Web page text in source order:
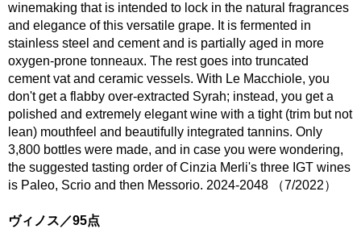
winemaking that is intended to lock in the natural fragrances
and elegance of this versatile grape. It is fermented in
stainless steel and cement and is partially aged in more
oxygen-prone tonneaux. The rest goes into truncated
cement vat and ceramic vessels. With Le Macchiole, you
don't get a flabby over-extracted Syrah; instead, you get a
polished and extremely elegant wine with a tight (trim but not
lean) mouthfeel and beautifully integrated tannins. Only
3,800 bottles were made, and in case you were wondering,
the suggested tasting order of Cinzia Merli's three IGT wines
is Paleo, Scrio and then Messorio. 2024-2048 （7/2022）
ヴィノス／95点